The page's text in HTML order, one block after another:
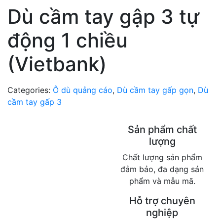
Dù cầm tay gập 3 tự
động 1 chiều
(Vietbank)
Categories: Ô dù quảng cáo, Dù cầm tay gấp gọn, Dù
cầm tay gấp 3
Sản phẩm chất
lượng
Chất lượng sản phẩm
đảm bảo, đa dạng sản
phẩm và mẫu mã.
Hỗ trợ chuyên
nghiệp